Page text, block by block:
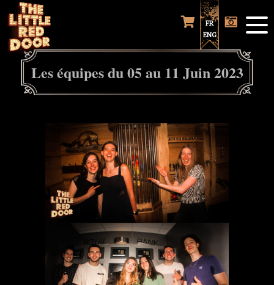
FR
ENG
Les équipes du 05 au 11 Juin 2023